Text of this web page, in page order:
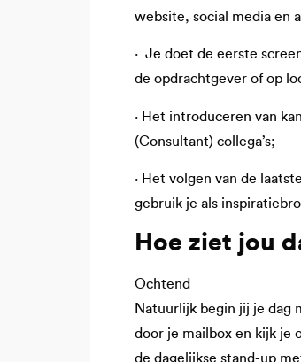
website, social media en
· Je doet de eerste
de opdrachtgever of op
· Het introduceren van
(Consultant) collega’s;
· Het volgen van de
gebruik je als
Hoe ziet jou
Ochtend
Natuurlijk begin jij je dag
door je mailbox en kijk je
de dagelijkse stand-up